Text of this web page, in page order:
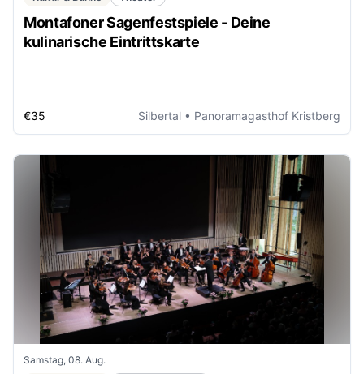
Montafoner Sagenfestspiele - Deine
kulinarische Eintrittskarte
€35 Silbertal • Panoramagasthof Kristberg
Samstag, 08. Aug.